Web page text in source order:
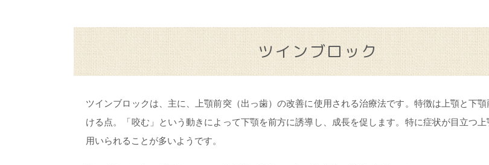
ツインブロック
ツインブロックは、主に、上顎前突（出っ歯）の改善に使用される治療法です。特徴は上顎と下
ける点。「咬む」という動きによって下顎を前方に誘導し、成長を促します。特に症状が目立つ上
用いられることが多いようです。